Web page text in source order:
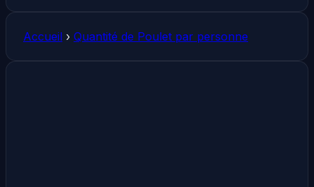
Accueil › Quantité de Poulet par personne